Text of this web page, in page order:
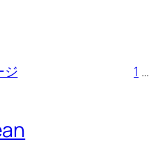
ジ 1 …